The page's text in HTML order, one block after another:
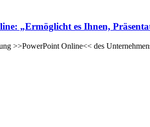
„Ermöglicht es Ihnen,
>>PowerPoint Online<< des